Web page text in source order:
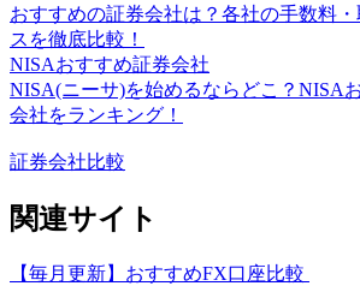
おすすめの証券会社は？各社の手数料
スを徹底比較！
NISAおすすめ証券会社
NISA(ニーサ)を始めるならどこ？NISA
会社をランキング！
証券会社比較
関連サイト
【毎月更新】おすすめFX口座比較